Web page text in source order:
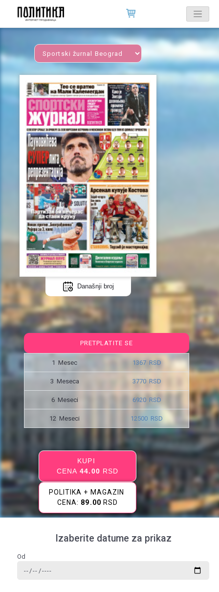
Današnji broj
PRETPLATITE SE
1 Mesec 1367 RSD
3 Meseca 3770 RSD
6 Meseci 6920 RSD
12 Meseci 12500 RSD
KUPI
CENA44.00 RSD
POLITIKA + MAGAZIN
CENA: 89.00 RSD
Izaberite datume za prikaz
Od